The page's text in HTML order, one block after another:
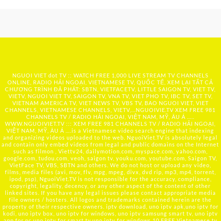
NGUOI VIET dot TV :: WATCH FREE 1,000 LIVE STREAM TV CHANNELS
ONLINE, RADIO HẢI NGOẠI, VIETNAMESE TV, QUỐC TẾ, XEM LẠI TẤT CẢ
CHƯƠNG TRÌNH ĐÃ PHÁT: SBTN, VIETFACETV, LITTLE SAIGON TV, VIET TV,
VIETV, NGUOI VIET TV, SAIGON TV, VNA TV, VIET PHO TV, IBC TV, SET TV,
VIETNAM AMERICA TV, VIET NEWS TV, VBS TV, BAO NGUOI VIET, VIET
CHANNELS, VIETNAMESE CHANNELS, VIETV,... NGUOIVIE.TV XEM FREE 981
CHANNELS TV / RADIO HẢI NGOẠI, VIỆT NAM, MỸ, ÂU Á …..
WWW.NGUOIVIET.TV ::: XEM FREE 981 CHANNELS TV / RADIO HẢI NGOẠI,
VIỆT NAM, MỸ, ÂU Á ….is a Vietnamese video search engine that indexing
and organizing videos uploaded to the web. NguoiViet.TV is absolutely legal
and contain only embed videos from legal and public domains on the Internet
such as filmon , Viettv24, dailymotion.com, myspace.com, yahoo.com,
google.com, tudou.com, veoh, saigon tv, youku.com, youtube.com, Saigon TV,
VietFace TV, VBS, SBTN and others. We do not host or upload any video,
films, media files (avi, mov, flv, mpg, mpeg, divx, dvd rip, mp3, mp4, torrent,
ipod, psp), NguoiViet.TV is not responsible for the accuracy, compliance,
copyright, legality, decency, or any other aspect of the content of other
linked sites. If you have any legal issues please contact appropriate media
file owners / hosters. All logos and trademarks contained herein are the
property of their respective owners. iptv download, uno iptv apk,uno iptv for
kodi, uno iptv box, uno iptv for windows, uno iptv samsung smart tv, uno iptv